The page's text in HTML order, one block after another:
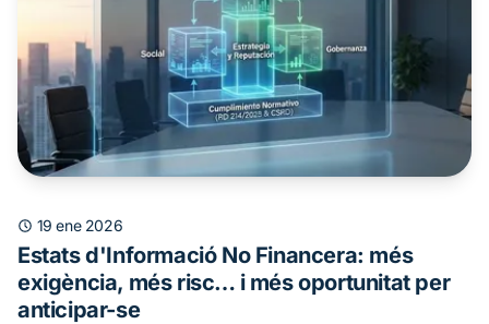
19 ene 2026
Estats d'Informació No Financera: més
exigència, més risc… i més oportunitat per
anticipar-se